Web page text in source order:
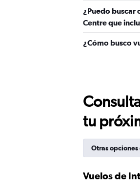
¿Puedo buscar
Centre que
¿Cómo busco
tu
Otras opciones
Vuelos de